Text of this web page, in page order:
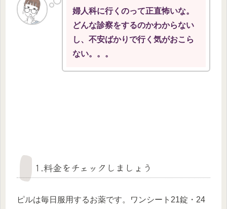
婦人科に行くのって正直怖いな。
どんな診察をするのかわからない
し、不安ばかりで行く気がおこら
ない。。。
1.料金をチェックしましょう
ピルは毎日服用するお薬です。ワンシート21錠・24